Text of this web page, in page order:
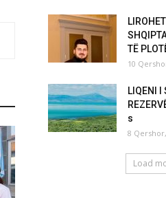
TË
10
LIQENI I
s
8
Load